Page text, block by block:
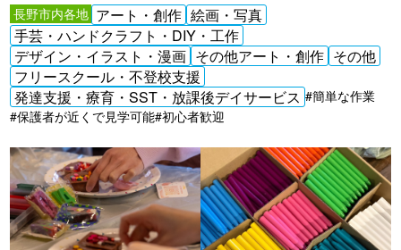
長野市内各地 アート・創作 絵画・写真
手芸・ハンドクラフト・DIY・工作
デザイン・イラスト・漫画 その他アート・創作 その他
フリースクール・不登校支援
発達支援・療育・SST・放課後デイサービス #簡単な作業
#保護者が近くで見学可能#初心者歓迎